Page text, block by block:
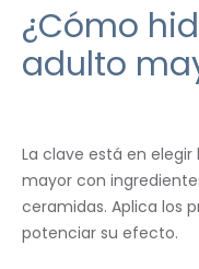
¿Cómo
adulto
La clave está en
mayor con
ceramidas. Aplica los
potenciar su efecto.